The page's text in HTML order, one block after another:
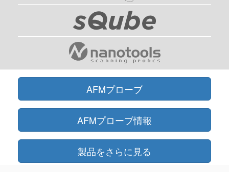
AFMプローブ
AFMプローブ情報
製品をさらに見る